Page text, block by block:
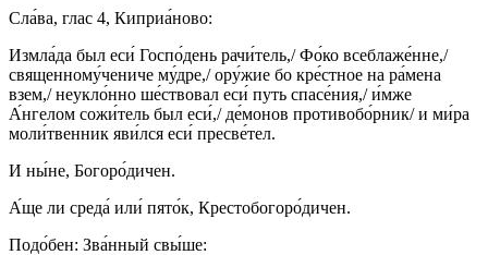
Сла́ва, глас 4, Киприа́ново:
Измла́да был еси́ Госпо́день рачи́тель,/ Фо́ко всеблаже́нне,/
священному́чениче му́дре,/ ору́жие бо кре́стное на ра́мена
взем,/ неукло́нно ше́ствовал еси́ путь спасе́ния,/ и́мже
А́нгелом сожи́тель был еси́,/ де́монов противобо́рник/ и ми́ра
моли́твенник яви́лся еси́ пресве́тел.
И ны́не, Богоро́дичен.
А́ще ли среда́ или́ пято́к, Крестобогоро́дичен.
Подо́бен: Зва́нный свы́ше: